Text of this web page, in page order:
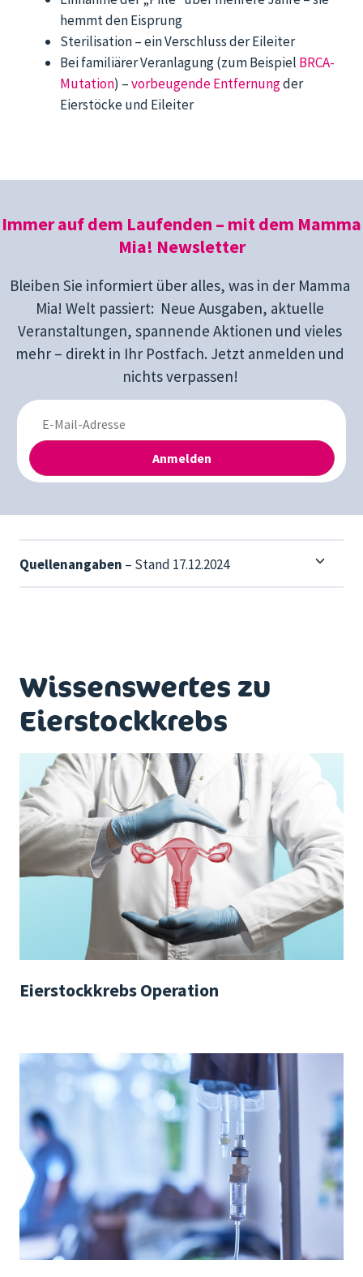
hemmt den Eisprung
Sterilisation – ein Verschluss der Eileiter
Bei familiärer Veranlagung (zum Beispiel BRCA-
Mutation) –vorbeugende Entfernungder
Eierstöcke und Eileiter
Immer auf dem Laufenden – mit dem Mamma
Mia! Newsletter
Bleiben Sie informiert über alles, was in der Mamma
Mia! Welt passiert: Neue Ausgaben, aktuelle
Veranstaltungen, spannende Aktionen und vieles
mehr – direkt in Ihr Postfach. Jetzt anmelden und
nichts verpassen!
Quellenangaben – Stand 17.12.2024
Wissenswertes zu
Eierstockkrebs
Eierstockkrebs Operation